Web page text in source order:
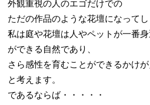
外観重視の人のエゴだけでの
ただの作品のような花壇になって
私は庭や花壇は人やペットが一番
ができる自然であり、
さら感性を育むことができるかけ
と考えます。
であるならば・・・・・